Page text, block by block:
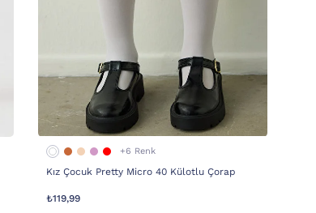
+6 Renk
Kız Çocuk Pretty Micro 40 Külotlu Çorap
₺119,99